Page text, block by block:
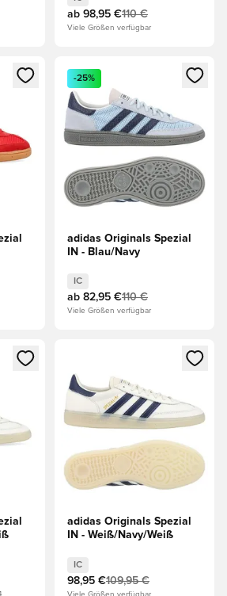
ab 98,95 €110 €
Viele Größen verfügbar
zum Anmelden oder Registrieren
Öffnet ein neues Fenster
-25%
adidas Originals Spezial
IN - Blau/Navy
IC
ab 82,95 €110 €
Viele Größen verfügbar
zum Anmelden oder Registrieren
Öffnet ein neues Fenster
adidas Originals Spezial
IN - Weiß/Navy/Weiß
IC
98,95 €109,95 €
Viele Größen verfügbar